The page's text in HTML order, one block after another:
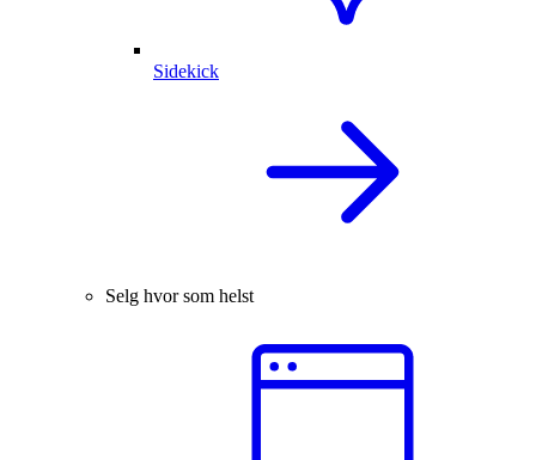
Sidekick
Selg hvor som helst